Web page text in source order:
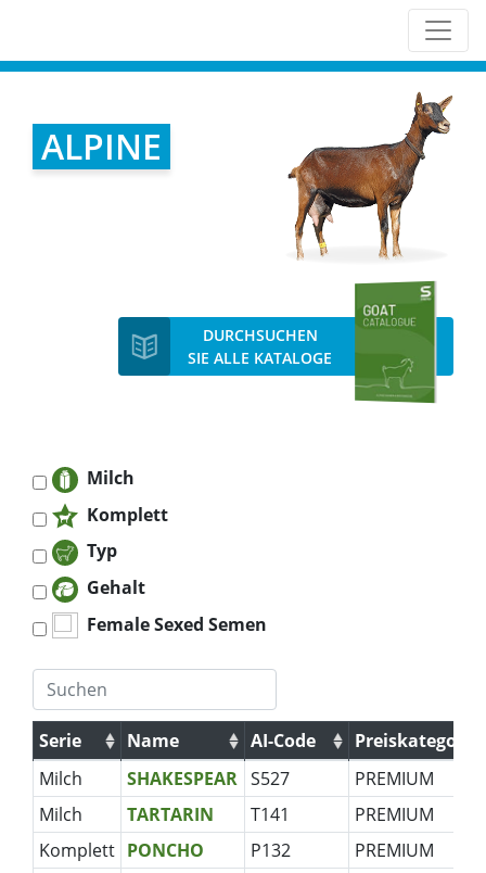
ALPINE
DURCHSUCHEN
SIE ALLE KATALOGE
Milch
Komplett
Typ
Gehalt
Female Sexed Semen
Serie Name AI-Code Preiskategorie
Serie Name AI-Code
Preiskategorie
Milch
SHAKESPEAR S527
PREMIUM
Milch
TARTARIN T141
PREMIUM
Komplett PONCHO P132
PREMIUM